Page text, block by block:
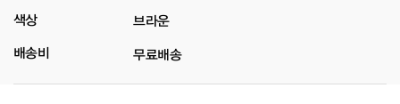
색상 브라운
배송비 무료배송